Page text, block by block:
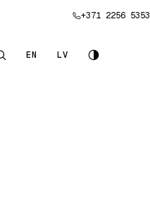
+371 2256 5353
ENEnglish
LVLatviešu